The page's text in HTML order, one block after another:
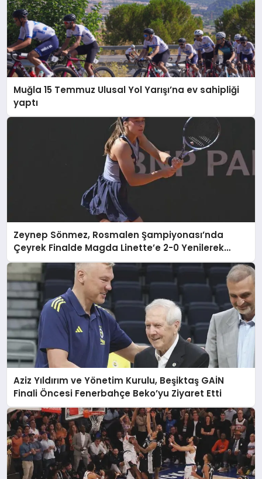
Muğla 15 Temmuz Ulusal Yol Yarışı’na ev sahipliği
yaptı
Zeynep Sönmez, Rosmalen Şampiyonası’nda
Çeyrek Finalde Magda Linette’e 2-0 Yenilerek
Elendi
Aziz Yıldırım ve Yönetim Kurulu, Beşiktaş GAİN
Finali Öncesi Fenerbahçe Beko’yu Ziyaret Etti